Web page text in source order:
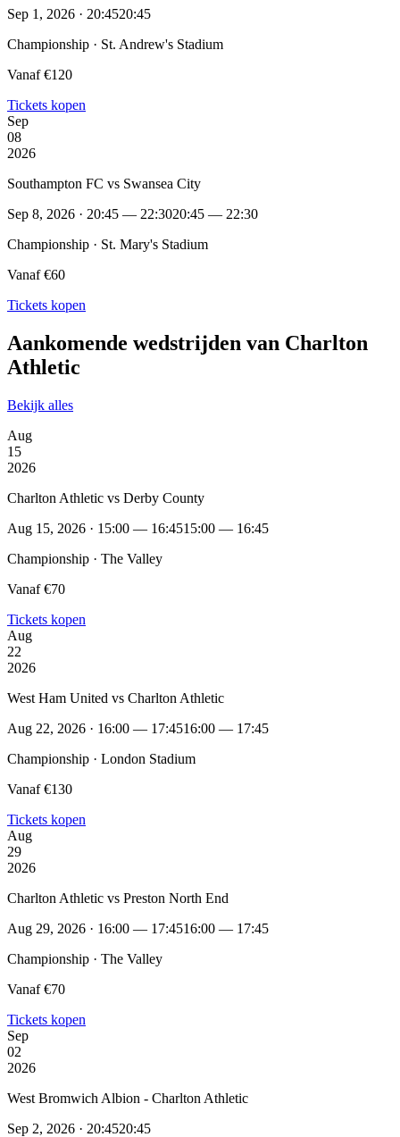
Sep 1, 2026 · 20:4520:45
Championship · St. Andrew's Stadium
Vanaf €120
Tickets kopen
Sep
08
2026
Southampton FC vs Swansea City
Sep 8, 2026 · 20:45 — 22:3020:45 — 22:30
Championship · St. Mary's Stadium
Vanaf €60
Tickets kopen
Aankomende wedstrijden van Charlton
Athletic
Bekijk alles
Aug
15
2026
Charlton Athletic vs Derby County
Aug 15, 2026 · 15:00 — 16:4515:00 — 16:45
Championship · The Valley
Vanaf €70
Tickets kopen
Aug
22
2026
West Ham United vs Charlton Athletic
Aug 22, 2026 · 16:00 — 17:4516:00 — 17:45
Championship · London Stadium
Vanaf €130
Tickets kopen
Aug
29
2026
Charlton Athletic vs Preston North End
Aug 29, 2026 · 16:00 — 17:4516:00 — 17:45
Championship · The Valley
Vanaf €70
Tickets kopen
Sep
02
2026
West Bromwich Albion - Charlton Athletic
Sep 2, 2026 · 20:4520:45